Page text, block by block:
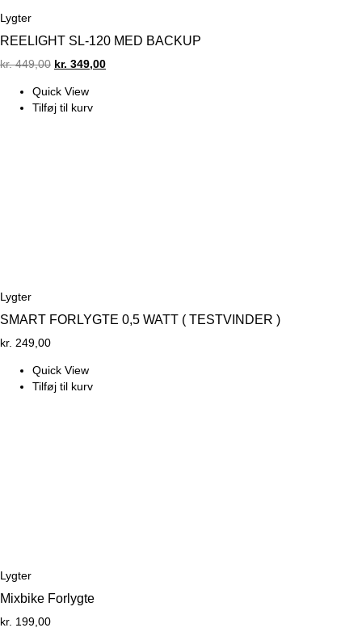
Lygter
REELIGHT SL-120 MED BACKUP
kr.449,00 Original
was:
kr. 449,00.
kr. 349,00Current
Quick View
Tilføj til kurv
Lygter
SMART FORLYGTE 0,5 WATT ( TESTVINDER )
kr. 249,00
Quick View
Tilføj til kurv
Lygter
Mixbike Forlygte
kr. 199,00